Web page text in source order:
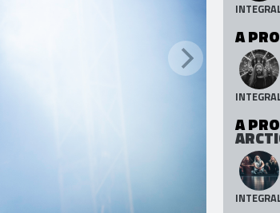
A
A